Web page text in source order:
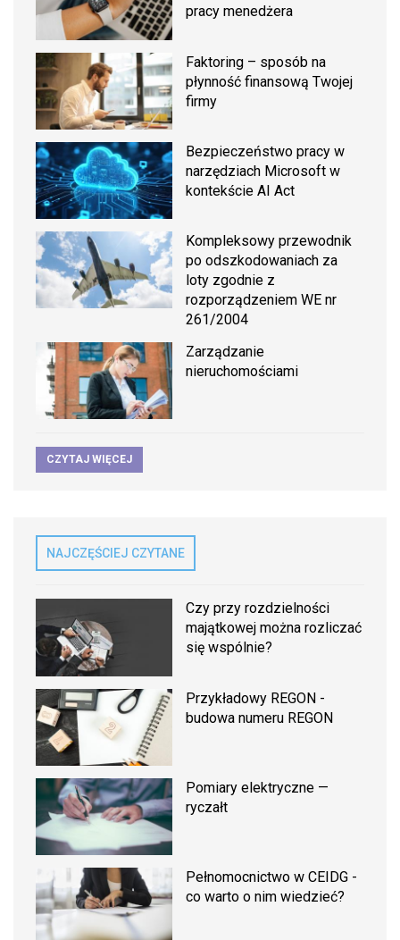
pracy menedżera
Faktoring – sposób na
płynność finansową Twojej
firmy
Bezpieczeństwo pracy w
narzędziach Microsoft w
kontekście AI Act
Kompleksowy przewodnik
po odszkodowaniach za
loty zgodnie z
rozporządzeniem WE nr
261/2004
Zarządzanie
nieruchomościami
CZYTAJ WIĘCEJ
NAJCZĘŚCIEJ CZYTANE
Czy przy rozdzielności
majątkowej można rozliczać
się wspólnie?
Przykładowy REGON -
budowa numeru REGON
Pomiary elektryczne —
ryczałt
Pełnomocnictwo w CEIDG -
co warto o nim wiedzieć?